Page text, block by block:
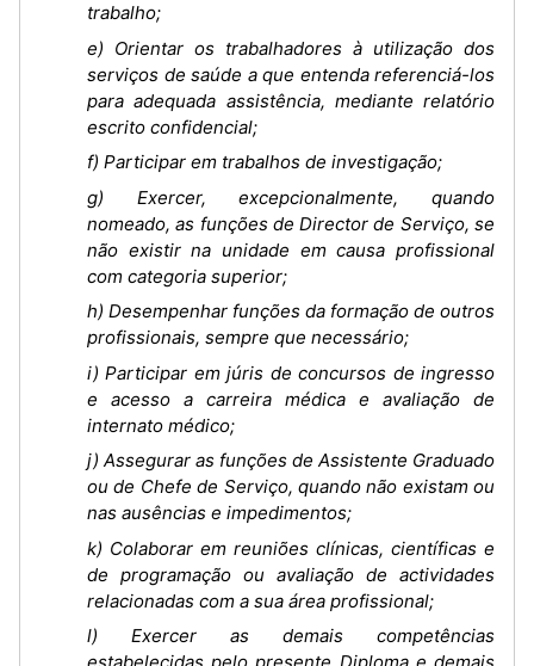
trabalho;
e) Orientar os trabalhadores à utilização dos
serviços de saúde a que entenda referenciá-los
para adequada assistência, mediante relatório
escrito confidencial;
f) Participar em trabalhos de investigação;
g) Exercer, excepcionalmente, quando
nomeado, as funções de Director de Serviço, se
não existir na unidade em causa profissional
com categoria superior;
h) Desempenhar funções da formação de outros
profissionais, sempre que necessário;
i) Participar em júris de concursos de ingresso
e acesso a carreira médica e avaliação de
internato médico;
j) Assegurar as funções de Assistente Graduado
ou de Chefe de Serviço, quando não existam ou
nas ausências e impedimentos;
k) Colaborar em reuniões clínicas, científicas e
de programação ou avaliação de actividades
relacionadas com a sua área profissional;
l) Exercer as demais competências